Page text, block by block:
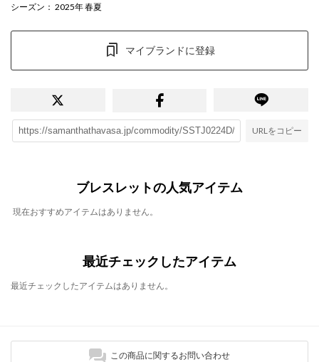
シーズン ： 2025年 春夏
マイブランドに登録
URLをコピー
ブレスレットの人気アイテム
現在おすすめアイテムはありません。
最近チェックしたアイテム
最近チェックしたアイテムはありません。
この商品に関するお問い合わせ